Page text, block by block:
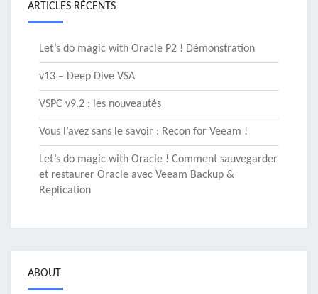
ARTICLES RÉCENTS
Let’s do magic with Oracle P2 ! Démonstration
v13 – Deep Dive VSA
VSPC v9.2 : les nouveautés
Vous l’avez sans le savoir : Recon for Veeam !
Let’s do magic with Oracle ! Comment sauvegarder
et restaurer Oracle avec Veeam Backup &
Replication
ABOUT